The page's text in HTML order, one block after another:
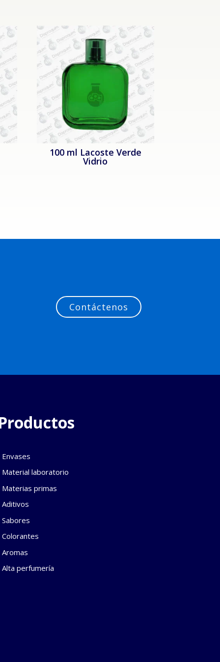
100 ml Lacoste Verde
Vidrio
Contáctenos
Envases
Material laboratorio
Materias primas
Aditivos
Sabores
Colorantes
Aromas
Alta perfumería